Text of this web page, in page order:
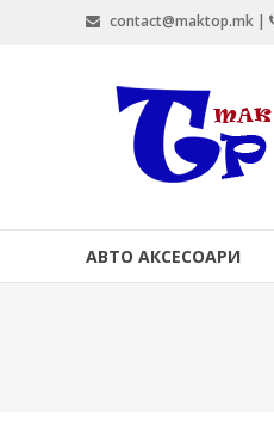
contact@maktop.mk |
MAKTOP.MK
АВТО АКСЕСОАРИ